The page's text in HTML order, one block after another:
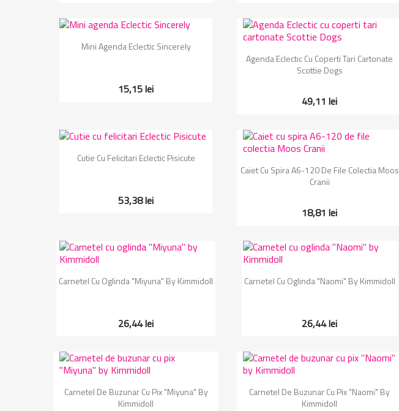
Vizualizare rapida
Mini Agenda Eclectic Sincerely
15,15 lei
Vizualizare rapida
Agenda Eclectic Cu Coperti Tari Cartonate
Scottie Dogs
49,11 lei
 Vizualizare rapida
Cutie Cu Felicitari Eclectic Pisicute
53,38 lei
 Vizualizare rapida
Caiet Cu Spira A6-120 De File Colectia Moos
Cranii
18,81 lei
Vizualizare rapida
Carnetel Cu Oglinda "Miyuna" By Kimmidoll
26,44 lei
Vizualizare rapida
Carnetel Cu Oglinda "Naomi" By Kimmidoll
26,44 lei
 Vizualizare rapida
Carnetel De Buzunar Cu Pix "Miyuna" By
Kimmidoll
Vizualizare rapida
Carnetel De Buzunar Cu Pix "Naomi" By
Kimmidoll